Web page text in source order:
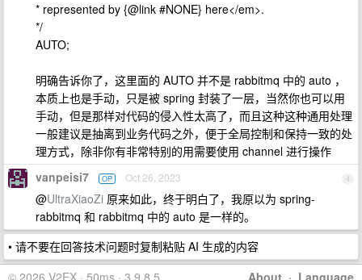
* represented by {@link #NONE} here</em>.
*/
AUTO;
明确告诉你了，这里面的 AUTO 并不是 rabbitmq 中的 auto ，
本质上也是手动，只是被 spring 封装了一层，当然你也可以用
手动，但是那样对代码的侵入性太高了，而且这种这种通用处理
一般建议是抽离到业务代码之外，便于全局控制和保持一致的处
理方式，除非你有非常特别的用需要使用 channel 进行操作
4
vanpeisi7 OP Oct 26, 2023
@UltraXiaoZi 原来如此，终于明白了，我原以为 spring-
rabbitmq 和 rabbitmq 中的 auto 是一样的。
• 请不要在回答技术问题时复制粘贴 AI 生成的内容
About · Language
© 2026 V2EX · 50ms · 3.9.8.5